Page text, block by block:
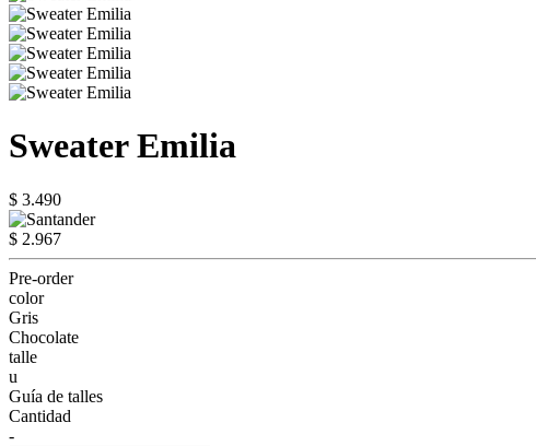
Sweater Emilia
$ 3.490
$ 2.967
Pre-order
color
Gris
Chocolate
talle
u
Guía de talles
Cantidad
-